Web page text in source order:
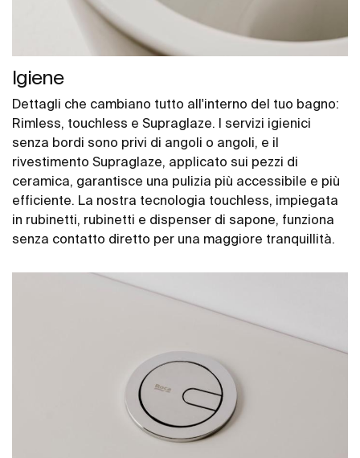
Igiene
Dettagli che cambiano tutto all'interno del tuo bagno:
Rimless, touchless e Supraglaze. I servizi igienici
senza bordi sono privi di angoli o angoli, e il
rivestimento Supraglaze, applicato sui pezzi di
ceramica, garantisce una pulizia più accessibile e più
efficiente. La nostra tecnologia touchless, impiegata
in rubinetti, rubinetti e dispenser di sapone, funziona
senza contatto diretto per una maggiore tranquillità.